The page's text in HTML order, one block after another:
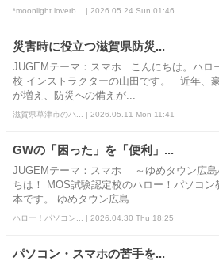
*moonlight loverb... | 2026.05.24 Sun 01:46
災害時に役立つ滋賀県防災...
JUGEMテーマ：スマホ こんにちは。ハロ
校 インストラクターの山田です。 近年、
が増え、防災への備えが...
滋賀県草津市のハ... | 2026.05.11 Mon 11:41
GWの「困った」を「便利」...
JUGEMテーマ：スマホ ～ゆめタウン広
ちは！ MOS試験認定校のハロー！パソコ
本です。 ゆめタウン広島...
ハロー！パソコン... | 2026.04.30 Thu 18:25
パソコン・スマホの苦手を...